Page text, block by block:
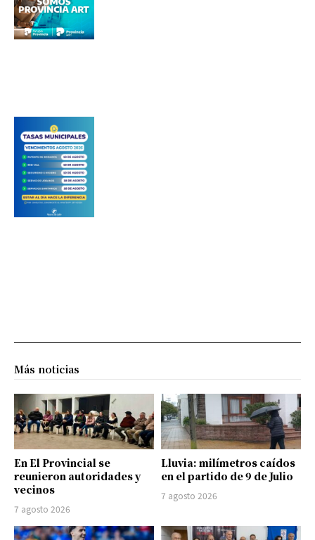
Más noticias
En El Provincial se
reunieron autoridades y
vecinos
7 agosto 2026
Lluvia: milímetros caídos
en el partido de 9 de Julio
7 agosto 2026